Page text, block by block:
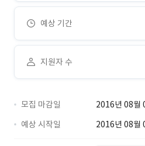
예상 기간
지원자 수
모집 마감일
2016년 08월
예상 시작일
2016년 08월